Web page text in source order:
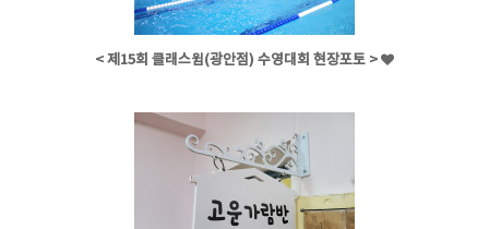
< 제15회 클래스윔(광안점) 수영대회 현장포토 >